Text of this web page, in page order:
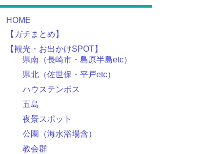
HOME
【ガチまとめ】
【観光・お出かけSPOT】
県南（長崎市・島原半島etc）
県北（佐世保・平戸etc）
ハウステンボス
五島
夜景スポット
公園（海水浴場含）
教会群